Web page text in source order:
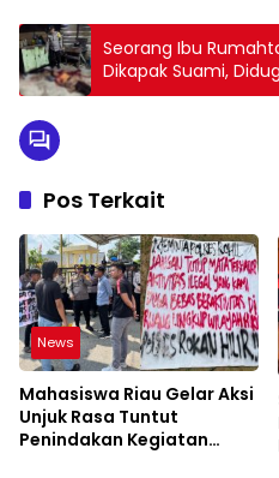
Seorang Ibu
Dikapak Suami,
Handphone
Pos Terkait
News
Mahasiswa Riau Gelar Aksi
Unjuk Rasa Tuntut
Penindakan Kegiatan